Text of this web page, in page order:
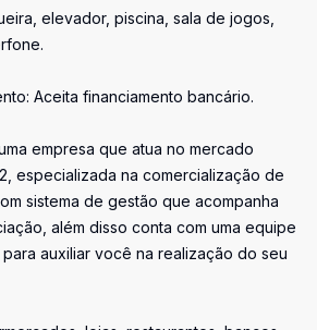
elevador, piscina, sala de jogos,
Aceita financiamento bancário.
empresa que atua no mercado
especializada na comercialização de
sistema de gestão que acompanha
além disso conta com uma equipe
auxiliar você na realização do seu